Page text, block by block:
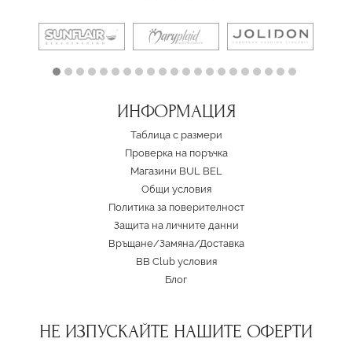
ИНФОРМАЦИЯ
Таблица с размери
Проверка на поръчка
Магазини BUL BEL
Oбщи условия
Политика за поверителност
Защита на личните данни
Връщане/Замяна/Доставка
BB Club условия
Блог
НЕ ИЗПУСКАЙТЕ НАШИТЕ ОФЕРТИ